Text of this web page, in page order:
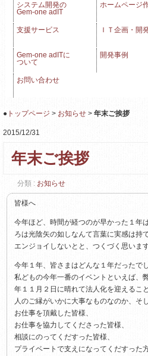
システム開発の
Gem-one adIT
ホームページ
支援サービス ＩＴ企画・開
Gem-one adITに
ついて
開発事例
お問い合わせ
● トップページ > お知らせ > 年末ご挨拶
2015/12/31
年末ご挨拶
分類 : お知らせ
皆様へ
今年ほど、時間が経つのが早かった１年
ろは光陰矢の如しなんて言葉に実感は持
エンジョイしないとと、つくづく思います
今年１年、皆さまはどんな１年だったで
私どもの今年一番のイベントといえば、
年１１月２日に晴れて法人化を迎えるこ
人のご縁がいかに大事なものなのか、そ
お仕事を頂戴した皆様、
お仕事を協力してくださった皆様、
相談にのってくだすった皆様、
プライベートで支えになってくだすった方